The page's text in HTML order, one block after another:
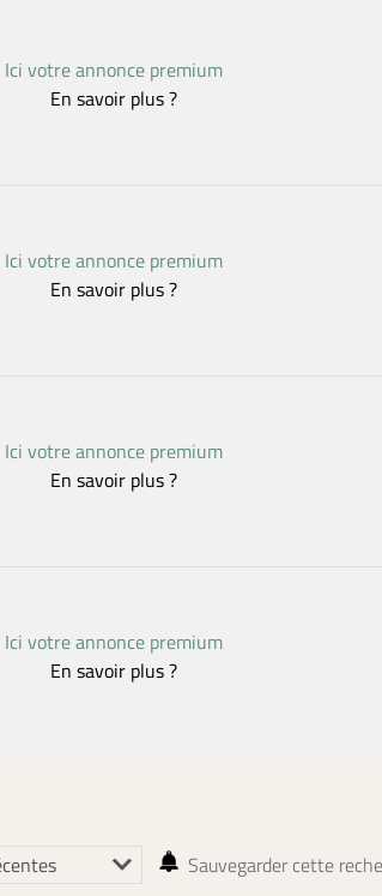
Ici votre annonce premium
En savoir plus ?
Ici votre annonce premium
En savoir plus ?
Ici votre annonce premium
En savoir plus ?
Ici votre annonce premium
En savoir plus ?
Sauvegarder cette